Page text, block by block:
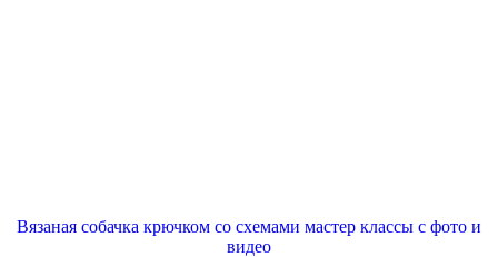
Вязаная собачка крючком со схемами мастер классы с фото и
видео